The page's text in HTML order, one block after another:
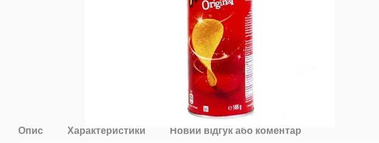
Опис Характеристики Новий відгук або коментар